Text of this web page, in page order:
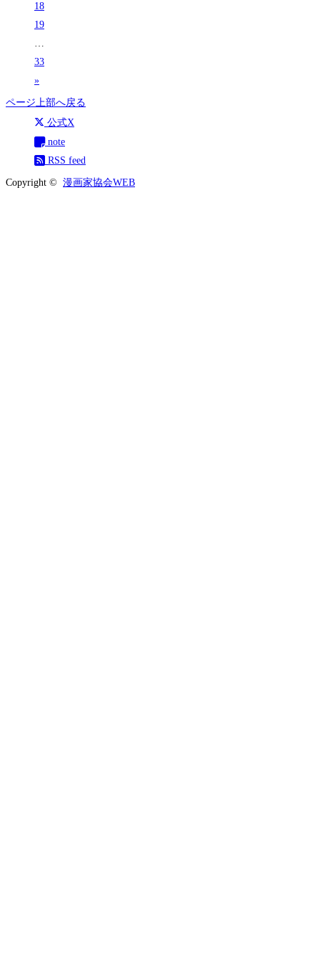
18
19
…
33
»
ページ上部へ戻る
公式X
note
RSS feed
Copyright © 漫画家協会WEB